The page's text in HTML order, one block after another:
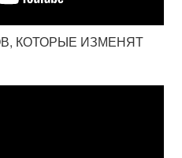
КОТОРЫЕ ИЗМЕНЯТ